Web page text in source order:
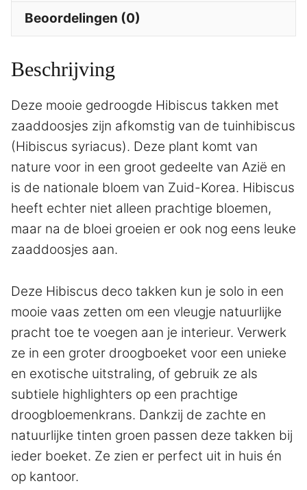
Beoordelingen (0)
Beschrijving
Deze mooie gedroogde Hibiscus takken met
zaaddoosjes zijn afkomstig van de tuinhibiscus
(Hibiscus syriacus). Deze plant komt van
nature voor in een groot gedeelte van Azië en
is de nationale bloem van Zuid-Korea. Hibiscus
heeft echter niet alleen prachtige bloemen,
maar na de bloei groeien er ook nog eens leuke
zaaddoosjes aan.
Deze Hibiscus deco takken kun je solo in een
mooie vaas zetten om een vleugje natuurlijke
pracht toe te voegen aan je interieur. Verwerk
ze in een groter droogboeket voor een unieke
en exotische uitstraling, of gebruik ze als
subtiele highlighters op een prachtige
droogbloemenkrans. Dankzij de zachte en
natuurlijke tinten groen passen deze takken bij
ieder boeket. Ze zien er perfect uit in huis én
op kantoor.